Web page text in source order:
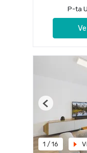
P-ta
1 / 16
Previous